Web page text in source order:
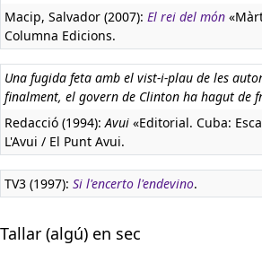
Macip, Salvador (2007): El rei del món
Columna Edicions.
Una fugida feta amb el vist-i-plau de les
finalment, el govern de Clinton ha hagut de
Redacció (1994):Avui «Editorial. Cuba:
L'Avui / El Punt Avui.
TV3 (1997): Si l'encerto l'endevino.
Tallar (algú) en sec